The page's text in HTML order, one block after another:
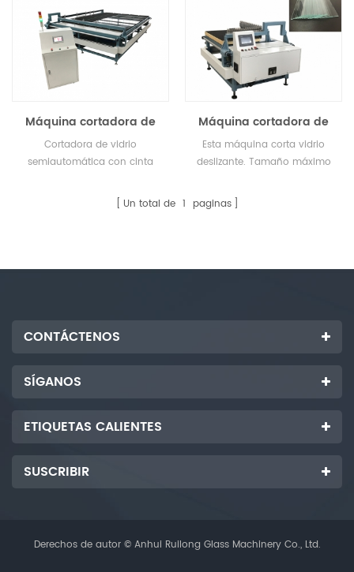
Máquina cortadora de
vidrio semiautomática
Cortadora de vidrio
semiautomática con cinta
Máquina cortadora de
portaobjetos para
microscopio
Esta máquina corta vidrio
deslizante. Tamaño máximo
cortado a 25,4*72,6*1,1 mm
Un total de 1 paginas
CONTÁCTENOS
SÍGANOS
ETIQUETAS CALIENTES
SUSCRIBIR
Derechos de autor © Anhui Ruilong Glass Machinery Co., Ltd.